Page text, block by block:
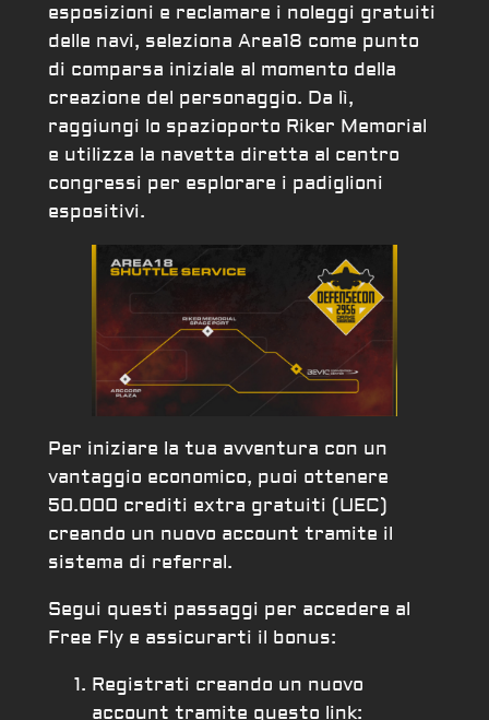
esposizioni e reclamare i noleggi gratuiti
delle navi, seleziona Area18 come punto
di comparsa iniziale al momento della
creazione del personaggio. Da lì,
raggiungi lo spazioporto Riker Memorial
e utilizza la navetta diretta al centro
congressi per esplorare i padiglioni
espositivi.
Per iniziare la tua avventura con un
vantaggio economico, puoi ottenere
50.000 crediti extra gratuiti (UEC)
creando un nuovo account tramite il
sistema di referral.
Segui questi passaggi per accedere al
Free Fly e assicurarti il bonus:
Registrati creando un nuovo
account tramite questo link: